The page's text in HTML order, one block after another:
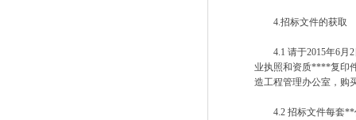
4.招标文件的获取
4.1 请于2015年6月2
业执照和资质****复印
造工程管理办公室，购
4.2 招标文件每套**